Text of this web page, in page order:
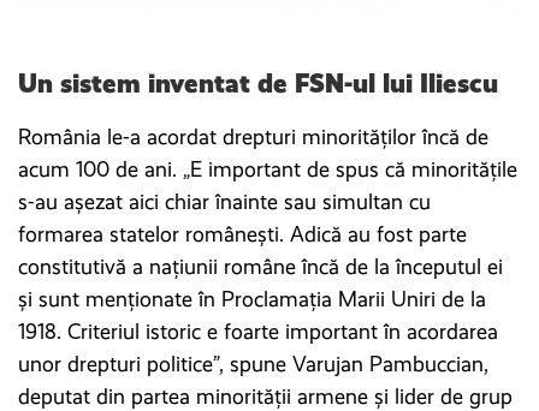
Un sistem inventat de FSN-ul lui Iliescu
România le-a acordat drepturi minorităților încă de
acum 100 de ani. „E important de spus că minoritățile
s-au așezat aici chiar înainte sau simultan cu
formarea statelor românești. Adică au fost parte
constitutivă a națiunii române încă de la începutul ei
și sunt menționate în Proclamația Marii Uniri de la
1918. Criteriul istoric e foarte important în acordarea
unor drepturi politice”, spune Varujan Pambuccian,
deputat din partea minorității armene și lider de grup